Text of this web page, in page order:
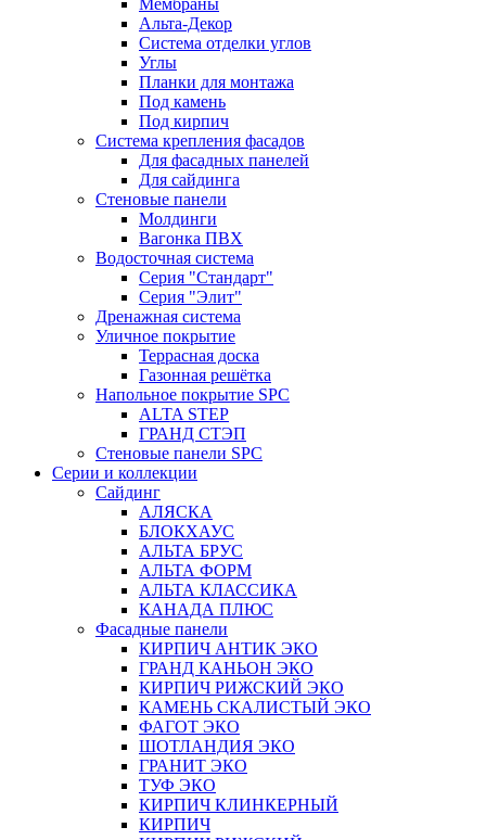
Мембраны
Альта-Декор
Система отделки углов
Углы
Планки для монтажа
Под камень
Под кирпич
Система крепления фасадов
Для фасадных панелей
Для сайдинга
Стеновые панели
Молдинги
Вагонка ПВХ
Водосточная система
Серия "Стандарт"
Серия "Элит"
Дренажная система
Уличное покрытие
Террасная доска
Газонная решётка
Напольное покрытие SPC
ALTA STEP
ГРАНД СТЭП
Стеновые панели SPC
Серии и коллекции
Сайдинг
АЛЯСКА
БЛОКХАУС
АЛЬТА БРУС
АЛЬТА ФОРМ
АЛЬТА КЛАССИКА
КАНАДА ПЛЮС
Фасадные панели
КИРПИЧ АНТИК ЭКО
ГРАНД КАНЬОН ЭКО
КИРПИЧ РИЖСКИЙ ЭКО
КАМЕНЬ СКАЛИСТЫЙ ЭКО
ФАГОТ ЭКО
ШОТЛАНДИЯ ЭКО
ГРАНИТ ЭКО
ТУФ ЭКО
КИРПИЧ КЛИНКЕРНЫЙ
КИРПИЧ